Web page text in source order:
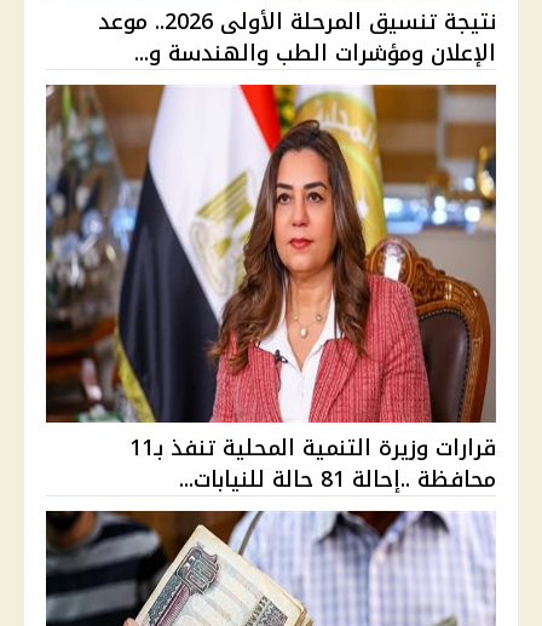
نتيجة تنسيق المرحلة الأولى 2026.. موعد
الإعلان ومؤشرات الطب والهندسة و...
قرارات وزيرة التنمية المحلية تنفذ بـ11
محافظة ..إحالة 81 حالة للنيابات...